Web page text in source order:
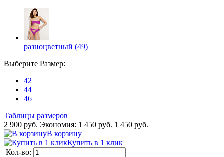
разноцветный (49)
Выберите Размер:
42
44
46
Таблицы размеров
2 900 руб. Экономия: 1 450 руб. 1 450 руб.
В корзину
Купить в 1 клик
Кол-во: